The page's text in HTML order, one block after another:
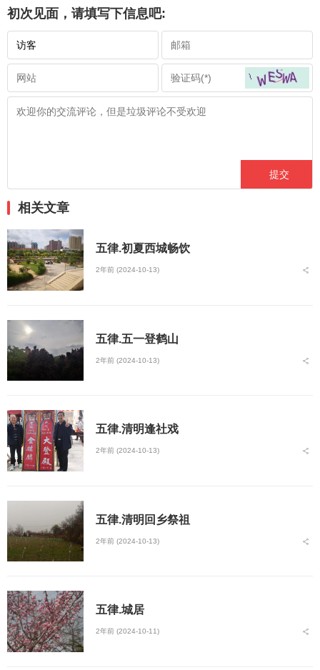
初次见面，请填写下信息吧:
相关文章
五律.初夏西城畅饮
2年前 (2024-10-13)
五律.五一登鹤山
2年前 (2024-10-13)
五律.清明逢社戏
2年前 (2024-10-13)
五律.清明回乡祭祖
2年前 (2024-10-13)
五律.城居
2年前 (2024-10-11)